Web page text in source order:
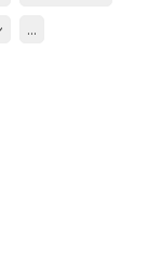
...